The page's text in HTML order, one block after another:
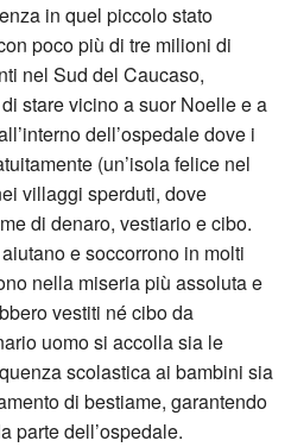
in quel piccolo stato
poco più di tre milioni di
nel Sud del Caucaso,
stare vicino a suor Noelle e a
dell’ospedale dove i
(un’isola felice nel
villaggi sperduti, dove
di denaro, vestiario e cibo.
e soccorrono in molti
nella miseria più assoluta e
vestiti né cibo da
uomo si accolla sia le
scolastica ai bambini sia
di bestiame, garantendo
parte dell’ospedale.